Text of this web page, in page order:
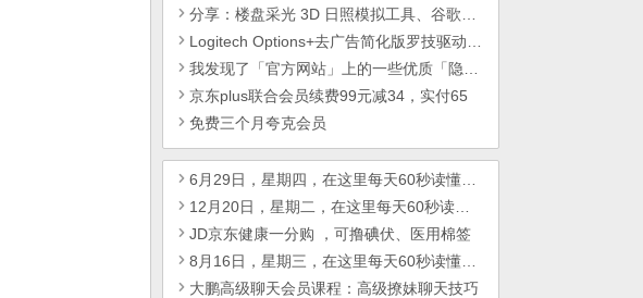
分享：楼盘采光 3D 日照模拟工具、谷歌14年工作的教训
Logitech Options+去广告简化版罗技驱动精简瘦身Logitech Options+ 小工具
我发现了「官方网站」上的一些优质「隐藏资源」
京东plus联合会员续费99元减34，实付65
免费三个月夸克会员
6月29日，星期四，在这里每天60秒读懂世界！
12月20日，星期二，在这里每天60秒读懂世界！
JD京东健康一分购 ，可撸碘伏、医用棉签
8月16日，星期三，在这里每天60秒读懂世界！
大鹏高级聊天会员课程：高级撩妹聊天技巧